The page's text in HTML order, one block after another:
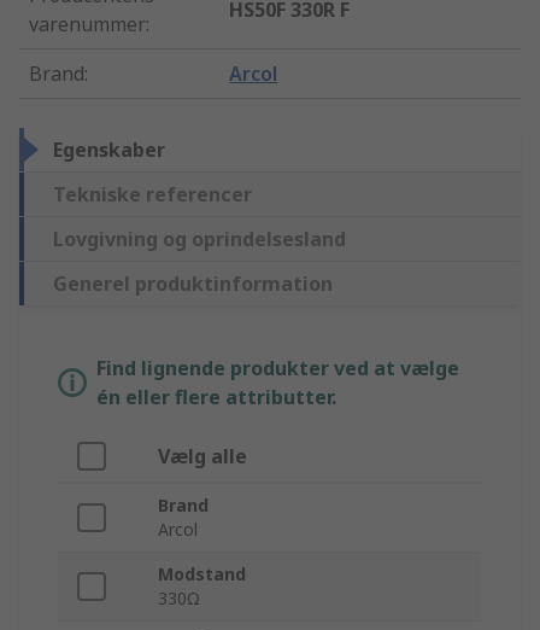
varenummer:
HS50F 330R F
Brand: Arcol
Egenskaber
Tekniske referencer
Lovgivning og oprindelsesland
Generel produktinformation
Find lignende produkter ved at vælge
én eller flere attributter.
Vælg alle
Brand
Arcol
Modstand
330Ω